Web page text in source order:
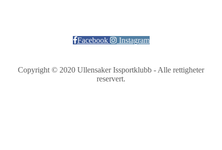
Facebook Instagram
Copyright © 2020 Ullensaker Issportklubb - Alle rettigheter
reservert.